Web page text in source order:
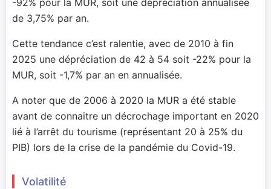
-92% pour la MUR, soit une dépréciation annualisée
de 3,75% par an.
Cette tendance c’est ralentie, avec de 2010 à fin
2025 une dépréciation de 42 à 54 soit -22% pour la
MUR, soit -1,7% par an en annualisée.
A noter que de 2006 à 2020 la MUR a été stable
avant de connaitre un décrochage important en 2020
lié à l’arrêt du tourisme (représentant 20 à 25% du
PIB) lors de la crise de la pandémie du Covid-19.
Volatilité